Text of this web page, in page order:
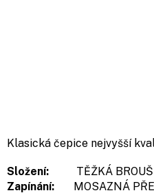
Klasická čepice nejvyšší
Složení:
TĚŽKÁ
Zapínání:
MOSAZNÁ